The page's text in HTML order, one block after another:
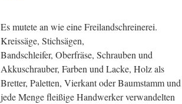
Es mutete an wie eine Freilandschreinerei.
Kreissäge, Stichsägen,
Bandschleifer, Oberfräse, Schrauben und
Akkuschrauber, Farben und Lacke, Holz als
Bretter, Paletten, Vierkant oder Baumstamm und
jede Menge fleißige Handwerker verwandelten